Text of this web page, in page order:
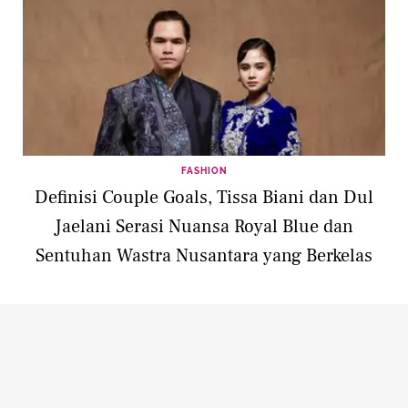
FASHION
Definisi Couple Goals, Tissa Biani dan Dul
Jaelani Serasi Nuansa Royal Blue dan
Sentuhan Wastra Nusantara yang Berkelas